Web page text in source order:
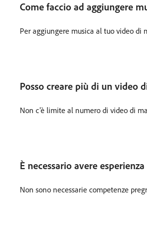
Come faccio ad aggiungere
Per aggiungere musica al tuo video di
Posso creare più di un video
Non c'è limite al numero di video di
È necessario avere
Non sono necessarie competenze